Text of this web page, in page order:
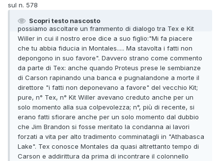
sul n. 578
Scopri testo nascosto
possiamo ascoltare un frammento di dialogo tra Tex e Kit
Willer in cui il nostro eroe dice a suo figlio:"Mi fa piacere
che tu abbia fiducia in Montales..... Ma stavolta i fatti non
depongono in suo favore". Davvero strano come commento
da parte di Tex: anche quando Proteus prese le sembianze
di Carson rapinando una banca e pugnalandone a morte il
direttore "i fatti non deponevano a favore" del vecchio Kit;
pure, n° Tex, n° Kit Willer avevano creduto anche per un
solo momento alla sua colpevolezza; n°, più di recente, si
erano fatti sfiorare anche per un solo momento dal dubbio
che Jim Brandon si fosse meritato la condanna ai lavori
forzati a vita per alto tradimento comminatagli in "Athabasca
Lake". Tex conosce Montales da quasi altrettanto tempo di
Carson e addirittura da prima di incontrare il colonnello